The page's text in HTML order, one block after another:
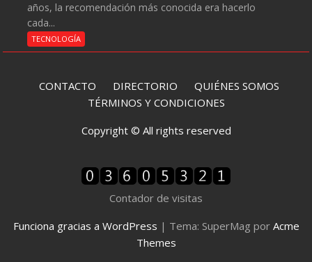
años, la recomendación más conocida era hacerlo
cada...
TECNOLOGÍA
CONTACTO DIRECTORIO QUIÉNES SOMOS
TÉRMINOS Y CONDICIONES
Copyright © All rights reserved
Contador de visitas
Funciona gracias a WordPress | Tema: SuperMag por Acme
Themes